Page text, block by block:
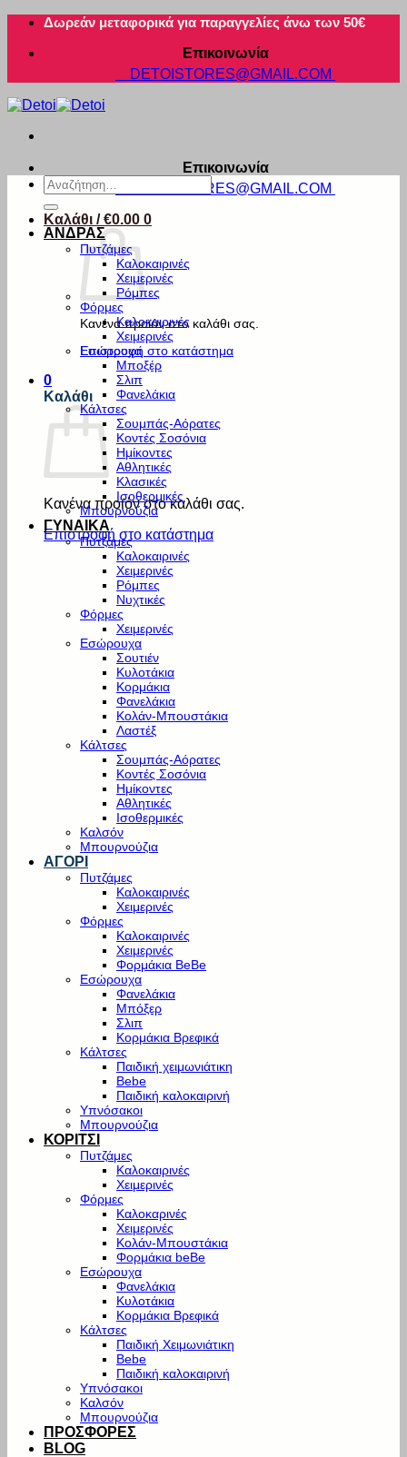
Μετάβαση
περιεχόμενο
Δωρεάν μεταφορικά για παραγγελίες άνω των 50€
Επικοινωνία
DETOISTORES@GMAIL.COM
Επικοινωνία
DETOISTORES@GMAIL.COM
Καλάθι /€0.00 0
Κανένα προϊόν στο καλάθι σας.
Επιστροφή στο κατάστημα
0
Καλάθι
Κανένα προϊόν στο καλάθι σας.
Επιστροφή στο κατάστημα
Αναζήτηση
για:
ΑΝΔΡΑΣ
Πυτζάμες
Καλοκαιρινές
Χειμερινές
Ρόμπες
Φόρμες
Καλοκαιρινές
Χειμερινές
Εσώρουχα
Μποξέρ
Σλιπ
Φανελάκια
Κάλτσες
Σουμπάς-Αόρατες
Κοντές Σοσόνια
Ημίκοντες
Αθλητικές
Κλασικές
Ισοθερμικές
Μπουρνούζια
ΓΥΝΑΙΚΑ
Πυτζάμες
Καλοκαιρινές
Χειμερινές
Ρόμπες
Νυχτικές
Φόρμες
Χειμερινές
Εσώρουχα
Σουτιέν
Κυλοτάκια
Κορμάκια
Φανελάκια
Κολάν-Μπουστάκια
Λαστέξ
Κάλτσες
Σουμπάς-Αόρατες
Κοντές Σοσόνια
Ημίκοντες
Αθλητικές
Ισοθερμικές
Καλσόν
Μπουρνούζια
ΑΓΟΡΙ
Πυτζάμες
Καλοκαιρινές
Χειμερινές
Φόρμες
Καλοκαιρινές
Χειμερινές
Φορμάκια BeBe
Εσώρουχα
Φανελάκια
Μπόξερ
Σλιπ
Κορμάκια Βρεφικά
Κάλτσες
Παιδική χειμωνιάτικη
Bebe
Παιδική καλοκαιρινή
Υπνόσακοι
Μπουρνούζια
ΚΟΡΙΤΣΙ
Πυτζάμες
Καλοκαιρινές
Χειμερινές
Φόρμες
Καλοκαρινές
Χειμερινές
Κολάν-Μπουστάκια
Φορμάκια beBe
Εσώρουχα
Φανελάκια
Κυλοτάκια
Κορμάκια Βρεφικά
Κάλτσες
Παιδική Χειμωνιάτικη
Bebe
Παιδική καλοκαιρινή
Υπνόσακοι
Καλσόν
Μπουρνούζια
ΠΡΟΣΦΟΡΕΣ
BLOG